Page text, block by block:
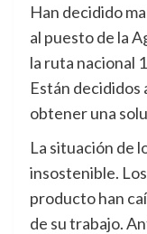
Han decidido
al puesto de la
la ruta nacional
Están decididos
obtener una
La situación de
insostenible.
producto han
de su trabajo.